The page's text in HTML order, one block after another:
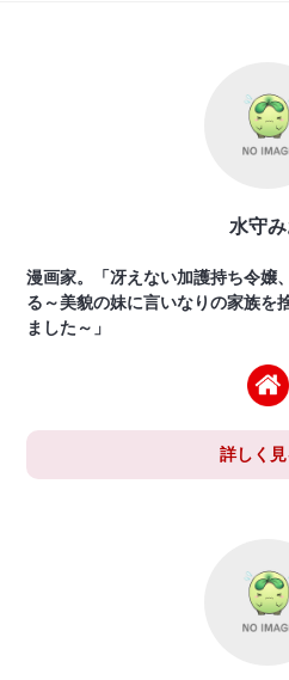
水守
漫画家。「冴えない加護持ち令嬢
る～美貌の妹に言いなりの家族を
ました～」
詳しく